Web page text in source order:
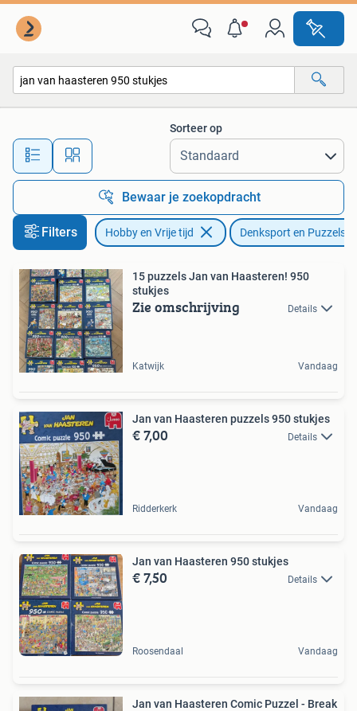
Alle afstanden…
Sorteer op
Bewaar je zoekopdracht
Filters Hobby en Vrije tijd Denksport en Puzzels
15 puzzels Jan van Haasteren! 950
stukjes
Zie omschrijving Details
Katwijk Vandaag
Jan van Haasteren puzzels 950 stukjes
€ 7,00 Details
Ridderkerk Vandaag
Jan van Haasteren 950 stukjes
€ 7,50 Details
Roosendaal Vandaag
Jan van Haasteren Comic Puzzel - Break